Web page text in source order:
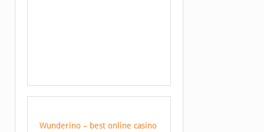
Wunderino – best online casino